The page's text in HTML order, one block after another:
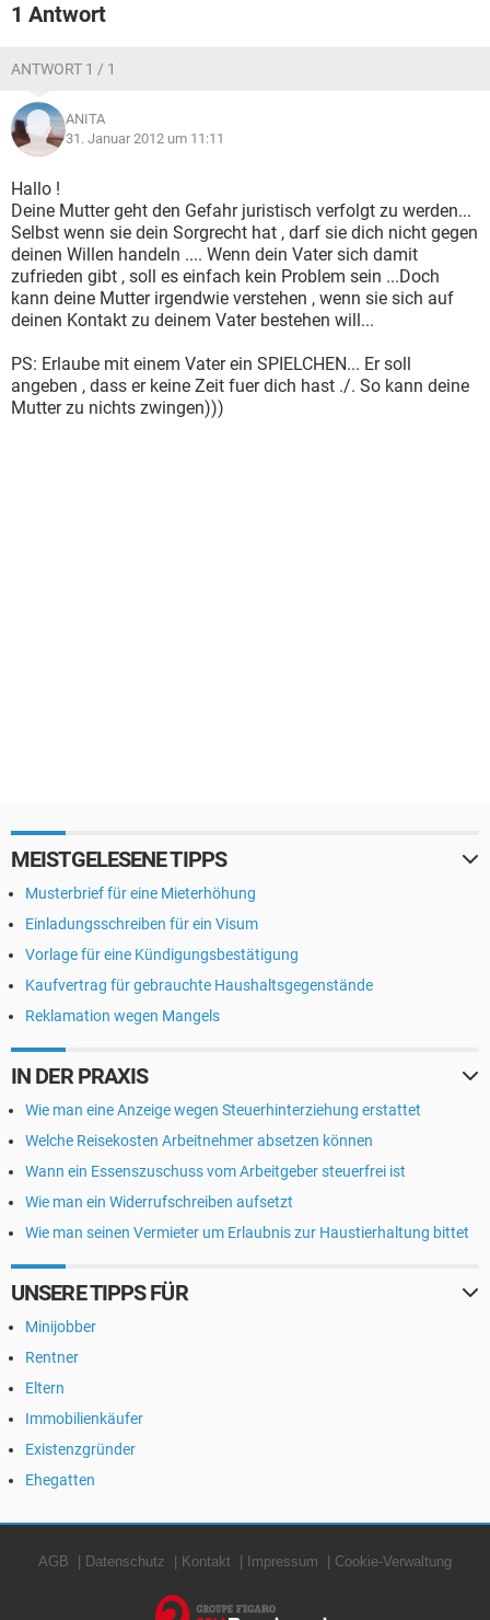
1 Antwort
ANTWORT 1 / 1
ANITA
31. Januar 2012 um 11:11
Hallo !
Deine Mutter geht den Gefahr juristisch verfolgt zu werden...
Selbst wenn sie dein Sorgrecht hat , darf sie dich nicht gegen
deinen Willen handeln .... Wenn dein Vater sich damit
zufrieden gibt , soll es einfach kein Problem sein ...Doch
kann deine Mutter irgendwie verstehen , wenn sie sich auf
deinen Kontakt zu deinem Vater bestehen will...
PS: Erlaube mit einem Vater ein SPIELCHEN... Er soll
angeben , dass er keine Zeit fuer dich hast ./. So kann deine
Mutter zu nichts zwingen)))
MEISTGELESENE TIPPS
Musterbrief für eine Mieterhöhung
Einladungsschreiben für ein Visum
Vorlage für eine Kündigungsbestätigung
Kaufvertrag für gebrauchte Haushaltsgegenstände
Reklamation wegen Mangels
IN DER PRAXIS
Wie man eine Anzeige wegen Steuerhinterziehung erstattet
Welche Reisekosten Arbeitnehmer absetzen können
Wann ein Essenszuschuss vom Arbeitgeber steuerfrei ist
Wie man ein Widerrufschreiben aufsetzt
Wie man seinen Vermieter um Erlaubnis zur Haustierhaltung bittet
UNSERE TIPPS FÜR
Minijobber
Rentner
Eltern
Immobilienkäufer
Existenzgründer
Ehegatten
AGB Datenschutz Kontakt Impressum Cookie-Verwaltung